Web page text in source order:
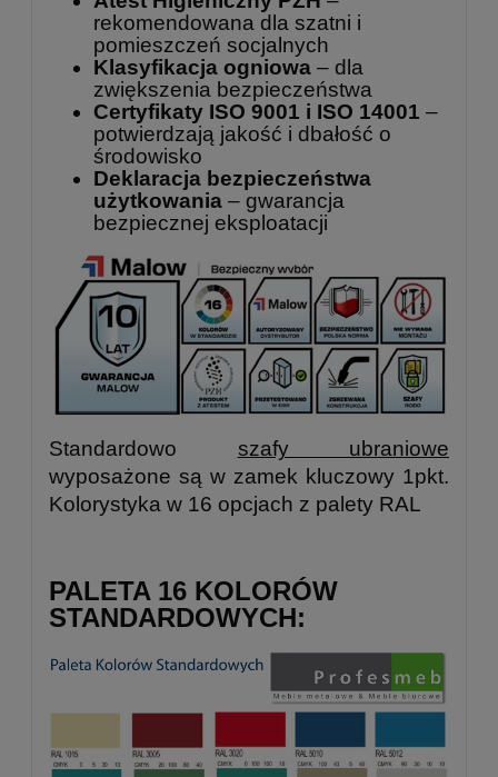
rekomendowana dla szatni i
pomieszczeń socjalnych
Klasyfikacja ogniowa – dla
zwiększenia bezpieczeństwa
Certyfikaty ISO 9001 i ISO 14001 –
potwierdzają jakość i dbałość o
środowisko
Deklaracja bezpieczeństwa
użytkowania – gwarancja
bezpiecznej eksploatacji
Standardowo szafy ubraniowe
wyposażone są w zamek kluczowy 1pkt.
Kolorystyka w 16 opcjach z palety RAL
PALETA 16 KOLORÓW
STANDARDOWYCH: